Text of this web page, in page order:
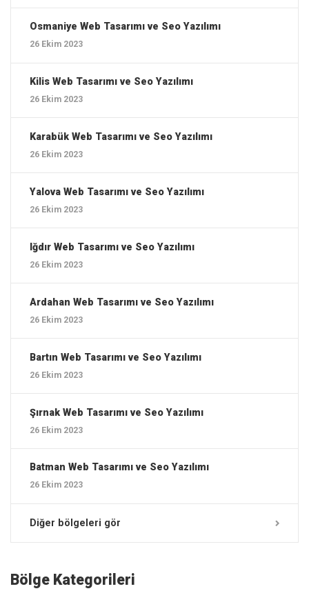
Osmaniye ‎Web Tasarımı ve Seo Yazılımı
26 Ekim 2023
Kilis ‎Web Tasarımı ve Seo Yazılımı
26 Ekim 2023
Karabük ‎Web Tasarımı ve Seo Yazılımı
26 Ekim 2023
Yalova ‎Web Tasarımı ve Seo Yazılımı
26 Ekim 2023
Iğdır ‎Web Tasarımı ve Seo Yazılımı
26 Ekim 2023
Ardahan ‎Web Tasarımı ve Seo Yazılımı
26 Ekim 2023
Bartın ‎Web Tasarımı ve Seo Yazılımı
26 Ekim 2023
Şırnak ‎Web Tasarımı ve Seo Yazılımı
26 Ekim 2023
Batman ‎Web Tasarımı ve Seo Yazılımı
26 Ekim 2023
Diğer bölgeleri gör
Bölge Kategorileri